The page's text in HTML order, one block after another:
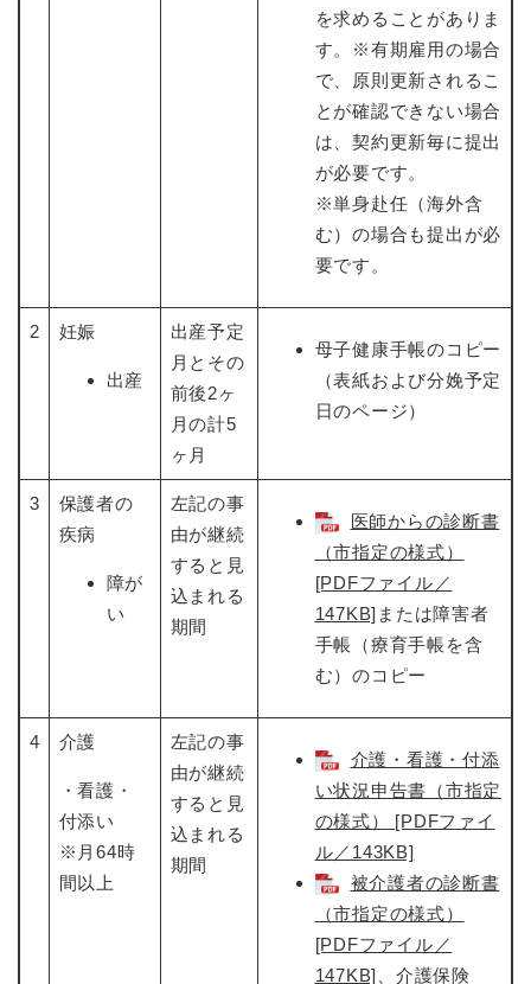
を求めることがありま
す。※有期雇用の場合
で、原則更新されるこ
とが確認できない場合
は、契約更新毎に提出
が必要です。
※単身赴任（海外含
む）の場合も提出が必
要です。
2 妊娠
出産
出産予定
月とその
前後2ヶ
月の計5
ヶ月
母子健康手帳のコピー
（表紙および分娩予定
日のページ）
3
保護者の
疾病
障が
い
左記の事
由が継続
すると見
込まれる
期間
医師からの診断書
（市指定の様式）
[PDFファイル／
147KB] または障害者
手帳（療育手帳を含
む）のコピー
4 介護
・看護・
付添い
※月64時
間以上
左記の事
由が継続
すると見
込まれる
期間
介護・看護・付添
い状況申告書（市指定
の様式） [PDFファイ
ル／143KB]
被介護者の診断書
（市指定の様式）
[PDFファイル／
147KB] 、介護保険